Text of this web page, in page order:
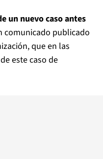
un nuevo caso antes
comunicado publicado
que en las
este caso de